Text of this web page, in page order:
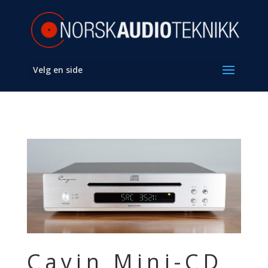
Velg en side
Cayin Mini-CD